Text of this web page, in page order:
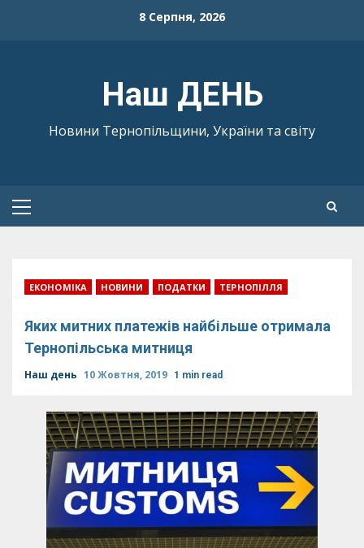
8 Серпня, 2026
Наш ДЕНЬ
Новини Тернопільщини, України та світу
Primary
ЕКОНОМІКА НОВИНИ ПОДАТКИ ТЕРНОПІЛЛЯ
Яких митних платежів найбільше отримала
Тернопільська митниця
Наш день 10 Жовтня, 2019 1 min read